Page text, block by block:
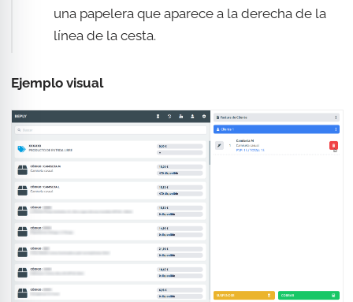
una papelera que aparece a la derecha de la
línea de la cesta.
Ejemplo visual